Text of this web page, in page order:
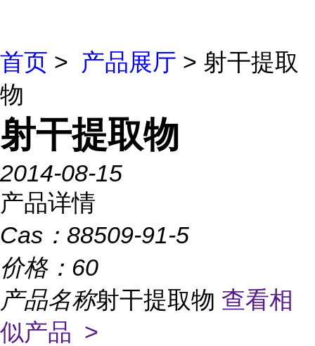
首页 > 产品展厅 > 射干提取
物
射干提取物
2014-08-15
产品详情
Cas： 88509-91-5
价格： 60
产品名称射干提取物 查看相
似产品 >